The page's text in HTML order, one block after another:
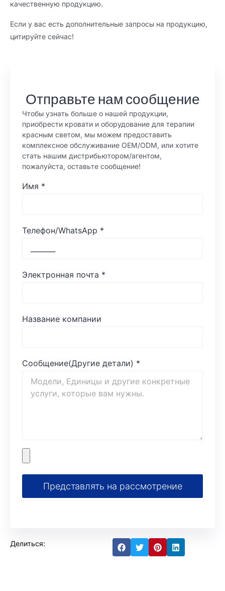
качественную продукцию.
Если у вас есть дополнительные запросы на продукцию,
цитируйте сейчас!
Отправьте нам сообщение
Чтобы узнать больше о нашей продукции,
приобрести кровати и оборудование для терапии
красным светом, мы можем предоставить
комплексное обслуживание OEM/ODM, или хотите
стать нашим дистрибьютором/агентом,
пожалуйста, оставьте сообщение!
Имя *
Телефон/WhatsApp *
Электронная почта *
Название компании
Сообщение(Другие детали) *
Представлять на рассмотрение
Делиться: